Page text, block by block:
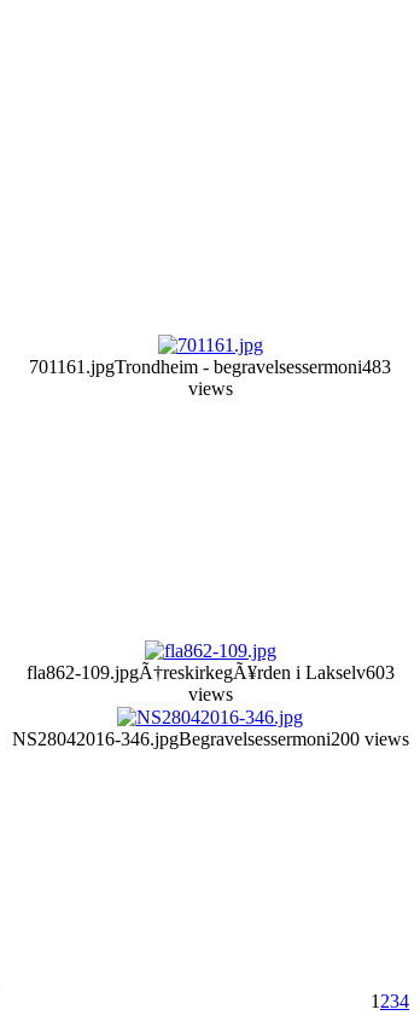
701161.jpgTrondheim - begravelsessermoni483
views
fla862-109.jpgÃ†reskirkegÃ¥rden i Lakselv603
views
NS28042016-346.jpgBegravelsessermoni200 views
1 234